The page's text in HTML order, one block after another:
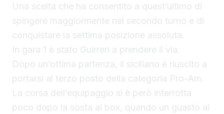
Una scelta che ha consentito a quest’ultimo di
spingere maggiormente nel secondo turno e di
conquistare la settima posizione assoluta.
In gara 1 è stato Guirreri a prendere il via.
Dopo un’ottima partenza, il siciliano è riuscito a
portarsi al terzo posto della categoria Pro-Am.
La corsa dell’equipaggio si è però interrotta
poco dopo la sosta ai box, quando un guasto al